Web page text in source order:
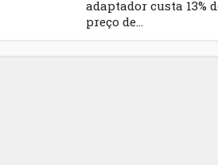
adaptador custa 13%
preço de...